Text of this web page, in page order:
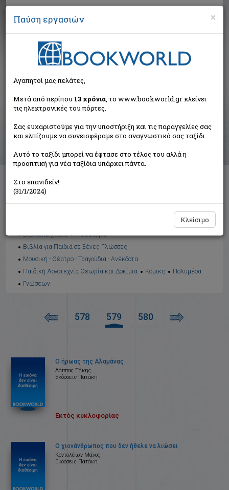
Αναζήτηση
Βιβλία στην κατηγορία
Παιδικά - Εφηβικά
Διαθέσιμες υποκατηγορίες
Εορταστικά - Επετειακά
Ημερολόγια - Λευκώματα
Βιβλιοπαιχνίδια
Μυθολογία
Βιβλία για Παιδιά σε Ξένες Γλώσσες
Μουσική - Θέατρο - Τραγούδια - Ανέκδοτα
Παιδική Λογοτεχνία Θεωρία και Δοκίμια
Κόμικς
Πολυμέσα
Γνώσεων
578 579 580
Ο ήρωας της Αλαμάνας
Λάππας Τάκης
Εκδόσεις Πατάκη
Εκτός κυκλοφορίας
Ο χιονάνθρωπος που δεν ήθελε να λιώσει
Κοντολέων Μάνος
Εκδόσεις Πατάκη
×
Παύση εργασιών
Αγαπητοί μας πελάτες,
Μετά από περίπου 13 χρόνια, το www.bookworld.gr κλείνει
τις ηλεκτρονικές του πόρτες.
Σας ευχαριστούμε για την υποστήριξη και τις παραγγελίες σας
και ελπίζουμε να συνεισφέραμε στο αναγνωστικό σας ταξίδι.
Αυτό το ταξίδι μπορεί να έφτασε στο τέλος του αλλά η
προοπτική για νέα ταξίδια υπάρχει πάντα.
Στο επανιδείν!
(31/1/2024)
Κλείσιμο